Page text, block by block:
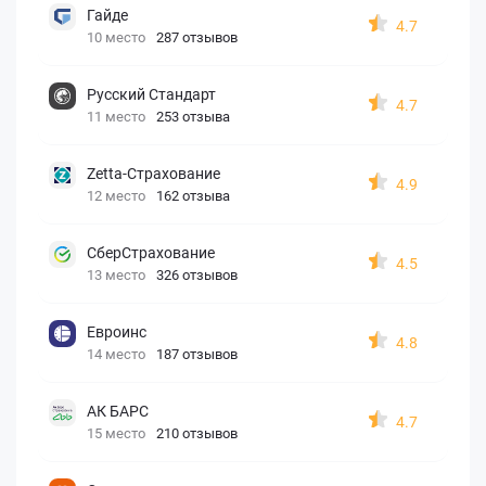
Гайде
10 место 287 отзывов
4.7
Русский Стандарт
11 место 253 отзыва
4.7
Zetta-Страхование
12 место 162 отзыва
4.9
СберСтрахование
13 место 326 отзывов
4.5
Евроинс
14 место 187 отзывов
4.8
АК БАРС
15 место 210 отзывов
4.7